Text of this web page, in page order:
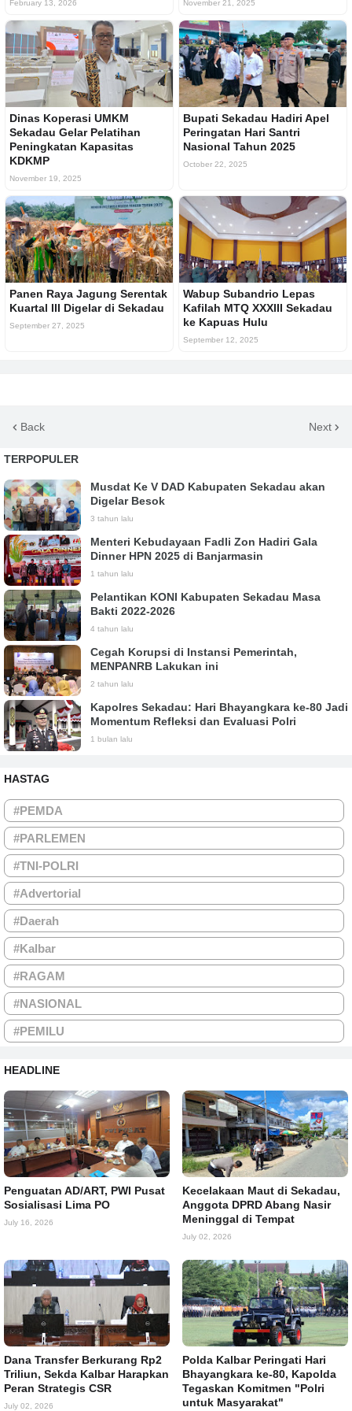
February 13, 2026 November 21, 2025
Dinas Koperasi UMKM
Sekadau Gelar Pelatihan
Peningkatan Kapasitas
KDKMP
November 19, 2025
Bupati Sekadau Hadiri Apel
Peringatan Hari Santri
Nasional Tahun 2025
October 22, 2025
Panen Raya Jagung Serentak
Kuartal III Digelar di Sekadau
September 27, 2025
Wabup Subandrio Lepas
Kafilah MTQ XXXIII Sekadau
ke Kapuas Hulu
September 12, 2025
Back Next
TERPOPULER
Musdat Ke V DAD Kabupaten Sekadau akan
Digelar Besok
3 tahun lalu
Menteri Kebudayaan Fadli Zon Hadiri Gala
Dinner HPN 2025 di Banjarmasin
1 tahun lalu
Pelantikan KONI Kabupaten Sekadau Masa
Bakti 2022-2026
4 tahun lalu
Cegah Korupsi di Instansi Pemerintah,
MENPANRB Lakukan ini
2 tahun lalu
Kapolres Sekadau: Hari Bhayangkara ke-80 Jadi
Momentum Refleksi dan Evaluasi Polri
1 bulan lalu
HASTAG
#PEMDA
#PARLEMEN
#TNI-POLRI
#Advertorial
#Daerah
#Kalbar
#RAGAM
#NASIONAL
#PEMILU
HEADLINE
Penguatan AD/ART, PWI Pusat
Sosialisasi Lima PO
July 16, 2026
Kecelakaan Maut di Sekadau,
Anggota DPRD Abang Nasir
Meninggal di Tempat
July 02, 2026
Dana Transfer Berkurang Rp2
Triliun, Sekda Kalbar Harapkan
Peran Strategis CSR
July 02, 2026
Polda Kalbar Peringati Hari
Bhayangkara ke-80, Kapolda
Tegaskan Komitmen "Polri
untuk Masyarakat"